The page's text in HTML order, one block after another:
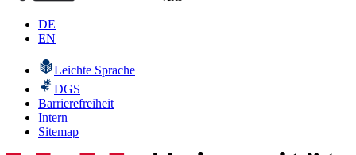
DE
EN
Leichte Sprache
DGS
Barrierefreiheit
Intern
Sitemap